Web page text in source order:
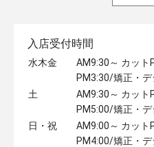
入店受付時間
水木金
AM9:30～ カット
PM3:30/矯正・
土
AM9:30～ カット
PM5:00/矯正・
日・祝
AM9:00～ カット
PM4:00/矯正・